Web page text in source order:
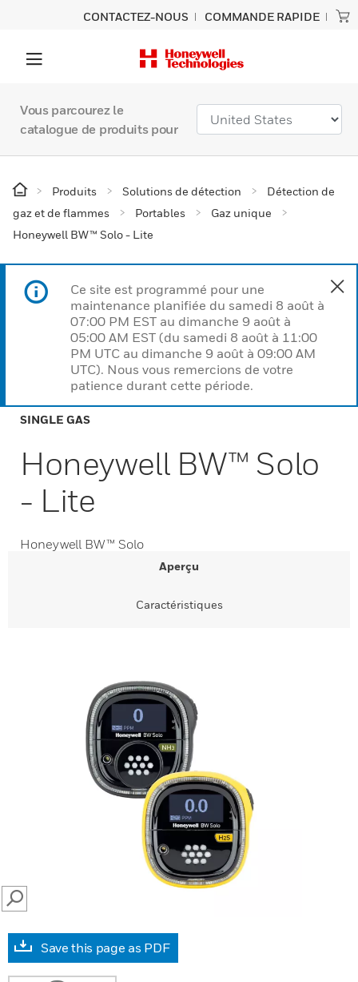
CONTACTEZ-NOUS COMMANDE RAPIDE
Vous parcourez le
catalogue de produits pour
Produits Solutions de détection
Détection de
gaz et de flammes
Portables
Gaz unique
Honeywell BW™ Solo - Lite
Ce site est programmé pour une
maintenance planifiée du samedi 8 août à
07:00 PM EST au dimanche 9 août à
05:00 AM EST (du samedi 8 août à 11:00
PM UTC au dimanche 9 août à 09:00 AM
UTC). Nous vous remercions de votre
patience durant cette période.
SINGLE GAS
Honeywell BW™ Solo
- Lite
Honeywell BW™ Solo
Aperçu
Caractéristiques
SEARCH
Save this page as PDF